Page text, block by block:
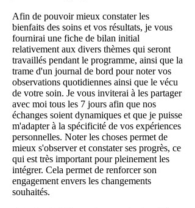
Afin de pouvoir mieux constater les
bienfaits des soins et vos résultats, je vous
fournirai une fiche de bilan initial
relativement aux divers thèmes qui seront
travaillés pendant le programme, ainsi que la
trame d'un journal de bord pour noter vos
observations quotidiennes ainsi que le vécu
de votre soin. Je vous inviterai à les partager
avec moi tous les 7 jours afin que nos
échanges soient dynamiques et que je puisse
m'adapter à la spécificité de vos expériences
personnelles. Noter les choses permet de
mieux s'observer et constater ses progrès, ce
qui est très important pour pleinement les
intégrer. Cela permet de renforcer son
engagement envers les changements
souhaités.